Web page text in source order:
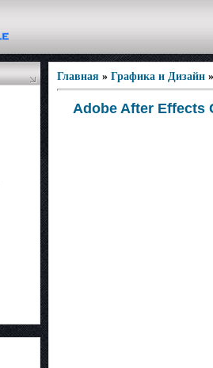
Главная » Графика и Дизайн
Adobe After Effects